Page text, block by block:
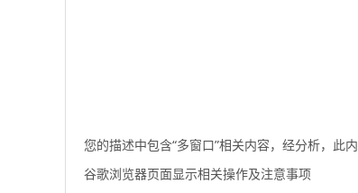
您的描述中包含“多窗口”相关内容，经分析，此
谷歌浏览器页面显示相关操作及注意事项